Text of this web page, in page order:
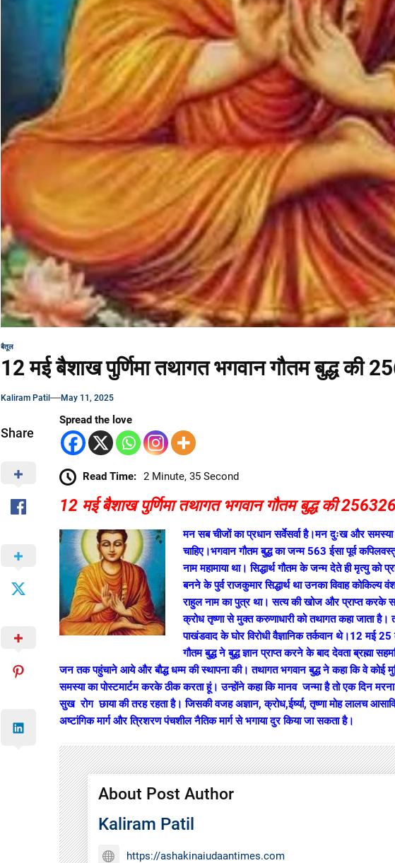
बैतूल
12 मई बैशाख पुर्णिमा तथागत भगवान गौतम बुद्ध की
Kaliram Patil May 11, 2025
Share
Spread the love
Read Time: 2 Minute, 35 Second
12 मई बैशाख पुर्णिमा तथागत भगवान गौतम बुद्ध की
मन सब चीजों का प्रधान सर्वेसर्वा है।मन दुःख और
चाहिए।भगवान गौतम बुद्ध का जन्म 563 ईसा पूर्व
नाम महामाया था। सिद्धार्थ गौतम के जन्म देते ही मृत्यु को
बनने के पुर्व राजकुमार सिद्धार्थ था उनका विवाह
राहुल नाम का पुत्र था। सत्य की खोज और प्राप्त करके
क्रोध तृष्णा से मुक्त करुणाधारी को तथागत कहा जाता है।
पाखंडवाद के घोर विरोधी वैज्ञानिक तर्कवान थे।12 मई
गौतम बुद्ध ने बुद्ध ज्ञान प्राप्त करने के बाद देवता ब्रह्मा
जन तक पहुंचाने आये और बौद्ध धम्म की स्थापना की। तथागत भगवान बुद्ध ने कहा कि वे कोई
समस्या का पोस्टमार्टम करके ठीक करता हूं। उन्होंने कहा कि मानव जन्मा है तो एक दिन
सुख रोग छाया की तरह रहता है। जिसकी वजह अज्ञान, क्रोध,ईर्ष्या, तृष्णा मोह लालच
अष्टांगिक मार्ग और त्रिशरण पंचशील नैतिक मार्ग से भगाया दुर किया जा सकता है।
About Post Author
Kaliram Patil
https://ashakinaiudaantimes.com